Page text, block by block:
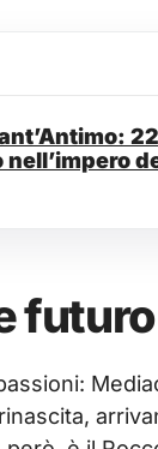
futuro